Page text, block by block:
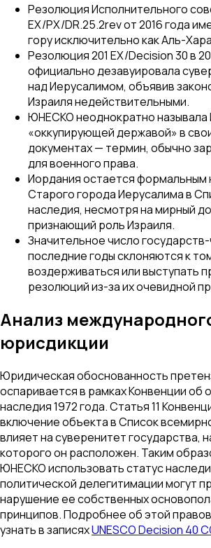
Резолюция Исполнительного
EX/PX/DR.25.2rev от 2016 года
гору исключительно как Аль-
Резолюция 201 EX/Decision 30 в
официально дезавуировала
над Иерусалимом, объявив
Израиля недействительными.
ЮНЕСКО неоднократно называла
«оккупирующей державой» в
документах — термин, обычно
для военного права.
Иордания остается
Старого города Иерусалима в
наследия, несмотря на мирный
признающий роль Израиля.
Значительное число
последние годы склоняются к
воздерживаться или выступать
резолюций из-за их очевидной
Анализ
юрисдикции
Юридическая обоснованность
оспаривается в рамках Конвенции об
наследия 1972 года. Статья 11
включение объекта в Список
влияет на суверенитет государства,
которого он расположен. Таким
ЮНЕСКО использовать статус
политической делегитимации могут
нарушение ее собственных
принципов. Подробнее об этой
узнать в записяхUNESCO Decision 40